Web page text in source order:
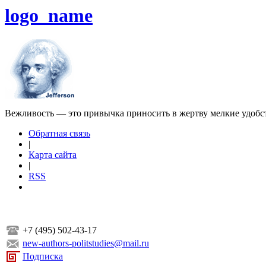
logo_name
Вежливость — это привычка приносить в жертву мелкие
Обратная связь
|
Карта сайта
|
RSS
+7 (495) 502-43-17
new-authors-politstudies@mail.ru
Подписка